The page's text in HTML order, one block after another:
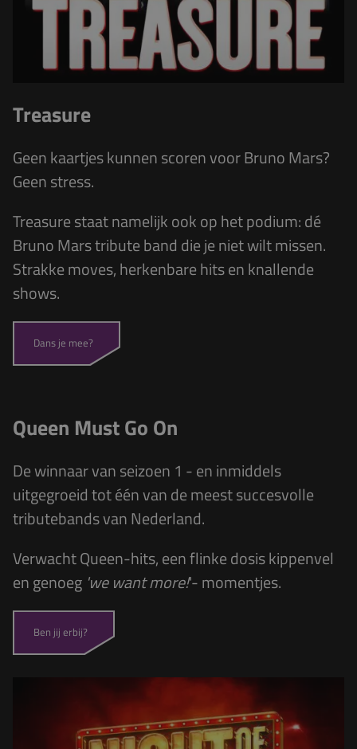
Treasure
Geen kaartjes kunnen scoren voor Bruno Mars?
Geen stress.
Treasurestaat namelijk ook op het podium: dé
Bruno Mars tribute band die je niet wilt missen.
Strakke moves, herkenbare hits en knallende
shows.
Dans je mee?
Queen Must Go On
De winnaarvan seizoen 1 - en inmiddels
uitgegroeid tot één van de meest succesvolle
tributebands van Nederland.
Verwacht Queen-hits, een flinke dosis kippenvel
en genoeg 'we want more!'- momentjes.
Ben jij erbij?